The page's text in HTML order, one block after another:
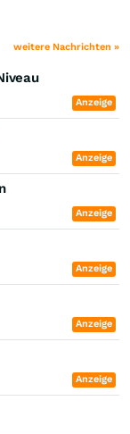
weitere Nachrichten »
Anzeige
Anzeige
Anzeige
Anzeige
Anzeige
Anzeige